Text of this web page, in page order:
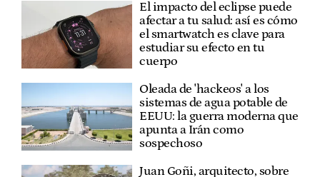
El impacto del eclipse puede
afectar a tu salud: así es cómo
el smartwatch es clave para
estudiar su efecto en tu
cuerpo
Oleada de 'hackeos' a los
sistemas de agua potable de
EEUU: la guerra moderna que
apunta a Irán como
sospechoso
Juan Goñi, arquitecto, sobre